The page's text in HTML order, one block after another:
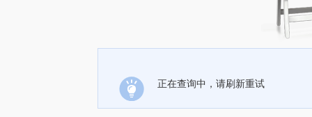
正在查询中，请刷新重试